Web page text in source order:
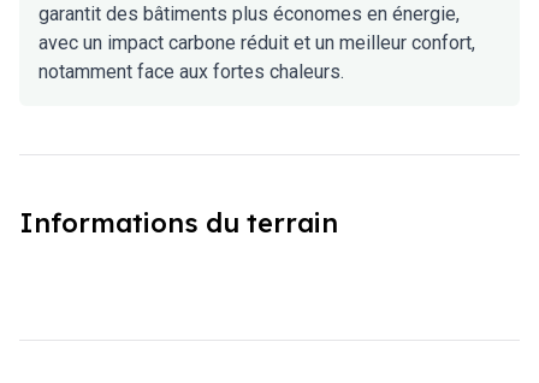
garantit des bâtiments plus économes en énergie,
avec un impact carbone réduit et un meilleur confort,
notamment face aux fortes chaleurs.
Informations du terrain